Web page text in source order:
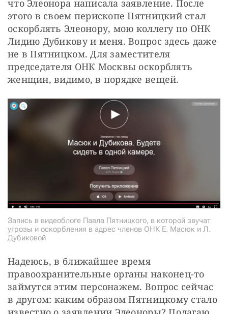
что Элеонора написала заявление. После
этого в своем перископе Пятницкий стал
оскорблять Элеонору, мою коллегу по ОНК
Лидию Дубикову и меня. Вопрос здесь даже
не в Пятницком. Для заместителя
председателя ОНК Москвы оскорблять
женщин, видимо, в порядке вещей.
Запись в видеоблоге Павла Пятницкого, в которой звучат
угрозы и оскорбления в адрес членов ОНК Е. Масюк и Л.
Дубиковой
Надеюсь, в ближайшее время
правоохранительные органы наконец-то
займутся этим персонажем. Вопрос сейчас
в другом: каким образом Пятницкому стало